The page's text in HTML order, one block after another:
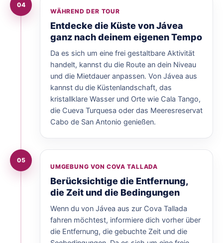
04
WÄHREND DER TOUR
Entdecke die Küste von Jávea
ganz nach deinem eigenen Tempo
Da es sich um eine frei gestaltbare Aktivität
handelt, kannst du die Route an dein Niveau
und die Mietdauer anpassen. Von Jávea aus
kannst du die Küstenlandschaft, das
kristallklare Wasser und Orte wie Cala Tango,
die Cueva Turquesa oder das Meeresreservat
Cabo de San Antonio genießen.
05
UMGEBUNG VON COVA TALLADA
Berücksichtige die Entfernung,
die Zeit und die Bedingungen
Wenn du von Jávea aus zur Cova Tallada
fahren möchtest, informiere dich vorher über
die Entfernung, die gebuchte Zeit und die